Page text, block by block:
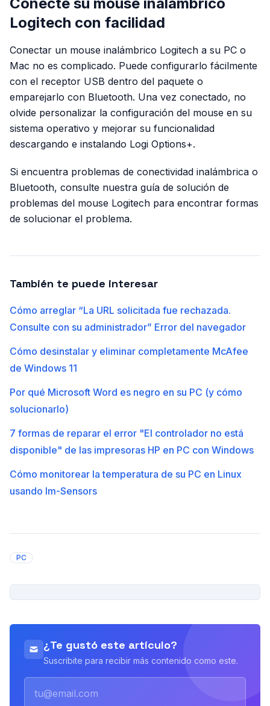
Logitech con facilidad
Conectar un mouse inalámbrico Logitech a su PC o
Mac no es complicado. Puede configurarlo fácilmente
con el receptor USB dentro del paquete o
emparejarlo con Bluetooth. Una vez conectado, no
olvide personalizar la configuración del mouse en su
sistema operativo y mejorar su funcionalidad
descargando e instalando Logi Options+.
Si encuentra problemas de conectividad inalámbrica o
Bluetooth, consulte nuestra guía de solución de
problemas del mouse Logitech para encontrar formas
de solucionar el problema.
También te puede interesar
Cómo arreglar “La URL solicitada fue rechazada.
Consulte con su administrador” Error del navegador
Cómo desinstalar y eliminar completamente McAfee
de Windows 11
Por qué Microsoft Word es negro en su PC (y cómo
solucionarlo)
7 formas de reparar el error "El controlador no está
disponible" de las impresoras HP en PC con Windows
Cómo monitorear la temperatura de su PC en Linux
usando lm-Sensors
PC
¿Te gustó este artículo?
Suscribite para recibir más contenido como este.